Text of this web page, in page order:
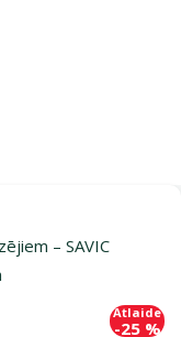
– SAVIC
Atlaide
-25 %